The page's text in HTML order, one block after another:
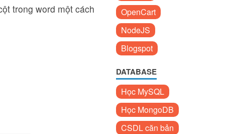
trong word một cách
OpenCart
NodeJS
Blogspot
DATABASE
Học MySQL
Học MongoDB
CSDL căn bản